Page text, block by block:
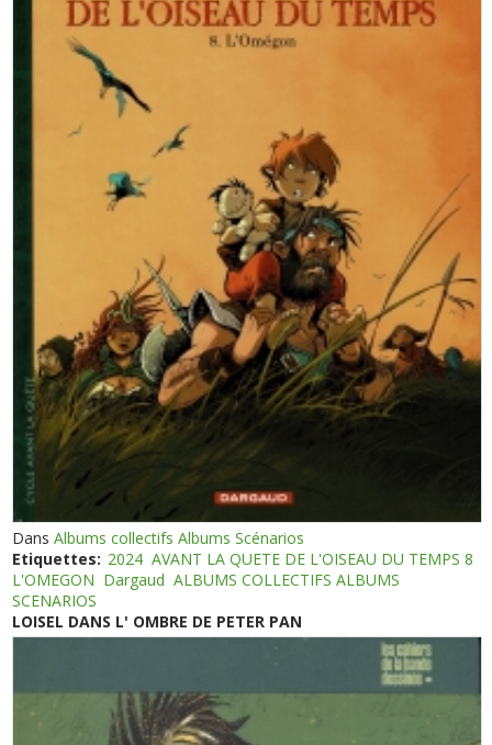
DansAlbums collectifs Albums Scénarios
Etiquettes: 2024 AVANT LA QUETE DE L'OISEAU DU TEMPS 8
L'OMEGON Dargaud ALBUMS COLLECTIFS ALBUMS
SCENARIOS
LOISEL DANS L' OMBRE DE PETER PAN